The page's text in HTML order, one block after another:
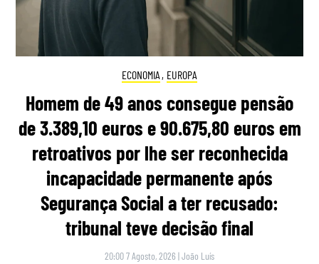
ECONOMIA , EUROPA
Homem de 49 anos consegue pensão
de 3.389,10 euros e 90.675,80 euros em
retroativos por lhe ser reconhecida
incapacidade permanente após
Segurança Social a ter recusado:
tribunal teve decisão final
20:00 7 Agosto, 2026 |João Luís